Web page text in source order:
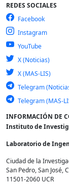
REDES SOCIALES
Facebook
Instagram
YouTube
X (Noticias)
X (MAS-LIS)
Telegram
Telegram (MAS-
INFORMACIÓN DE
Instituto de
Laboratorio de
Ciudad de la
San Pedro, San José,
11501-2060 UCR